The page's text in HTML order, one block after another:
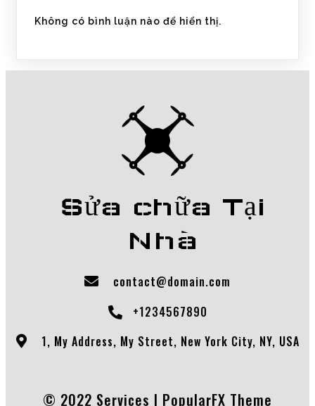
Không có bình luận nào để hiển thị.
Sửa chữa Tại
Nhà
contact@domain.com
+1234567890
1, My Address, My Street, New York City, NY, USA
© 2022 Services | PopularFX Theme